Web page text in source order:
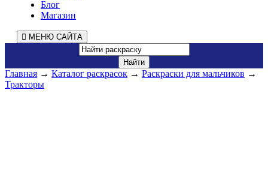
Блог
Магазин
МЕНЮ САЙТА
Главная → Каталог раскрасок → Раскраски для мальчиков →
Тракторы